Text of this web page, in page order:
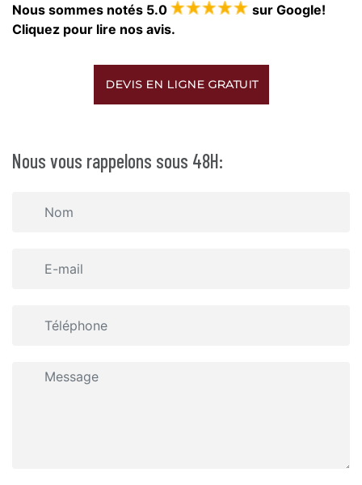
Nous sommes notés 5.0
sur Google!
Cliquez pour lire nos avis.
DEVIS EN LIGNE GRATUIT
Nous vous rappelons sous 48H: